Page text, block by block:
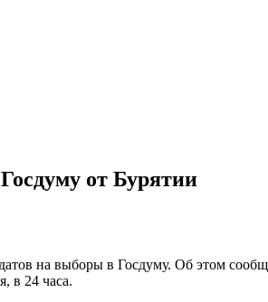
от Бурятии
на выборы в Госдуму. Об этом
в 24 часа.